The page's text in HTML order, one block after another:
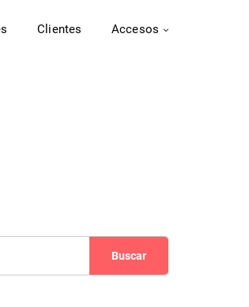
Clientes Accesos